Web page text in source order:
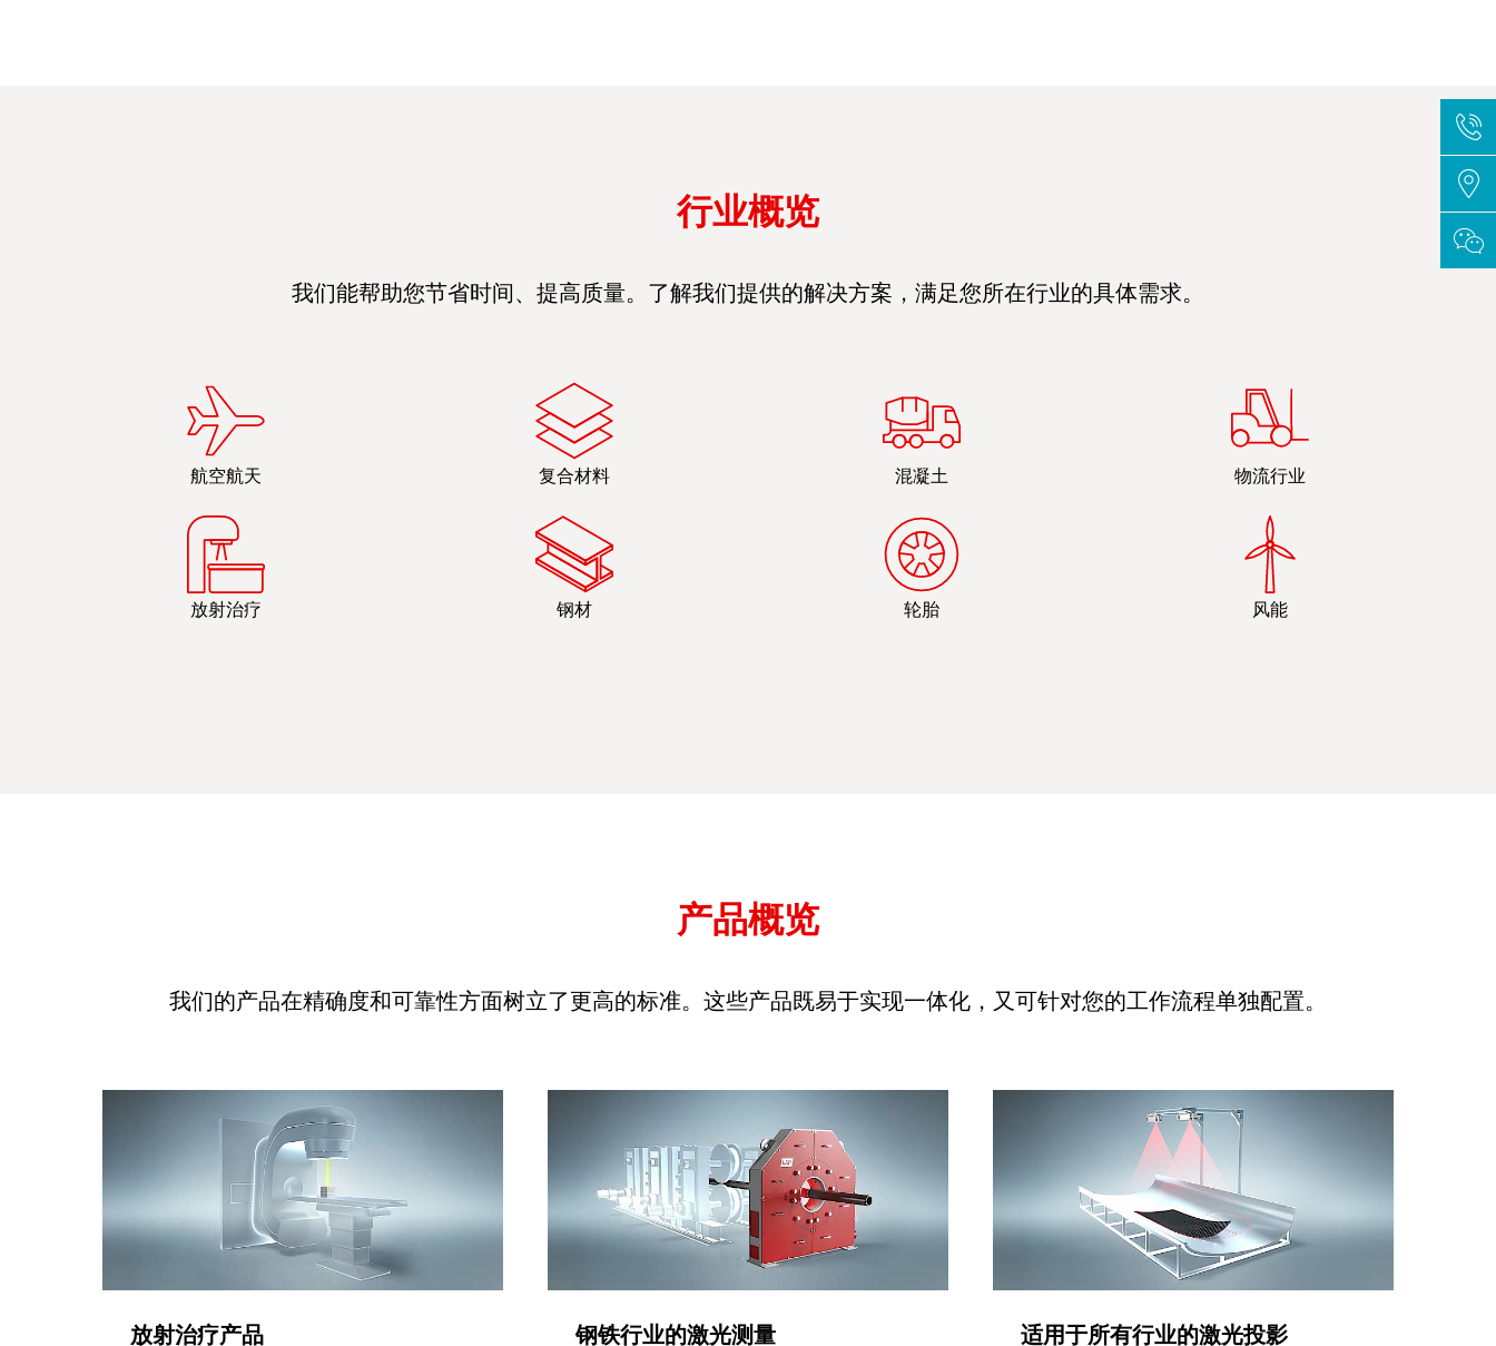
行业概览
我们能帮助您节省时间、提高质量。了解我们提供的解决方案，满足您所在行业的具体需求。
航空航天 复合材料 混凝土 物流行业
放射治疗 钢材 轮胎 风能
产品概览
我们的产品在精确度和可靠性方面树立了更高的标准。这些产品既易于实现一体化，又可针对您的工作流程单独配置。
放射治疗产品 钢铁行业的激光测量 适用于所有行业的激光投影